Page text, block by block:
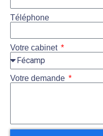
Téléphone
Votre cabinet
Votre demande